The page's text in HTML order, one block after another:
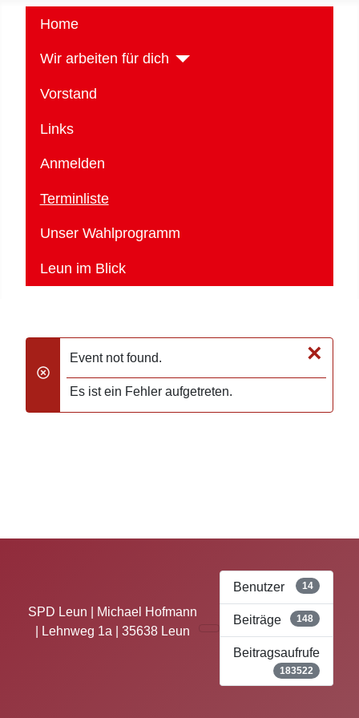
Home
Wir arbeiten für dich
Vorstand
Links
Anmelden
Terminliste
Unser Wahlprogramm
Leun im Blick
×
danger
Event not found.
Es ist ein Fehler aufgetreten.
SPD Leun | Michael Hofmann
| Lehnweg 1a | 35638 Leun
Benutzer 14
Beiträge 148
Beitragsaufrufe
183522